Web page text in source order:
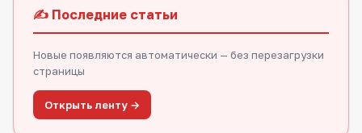
✍️ Последние статьи
Новые появляются автоматически — без перезагрузки
страницы
Открыть ленту →